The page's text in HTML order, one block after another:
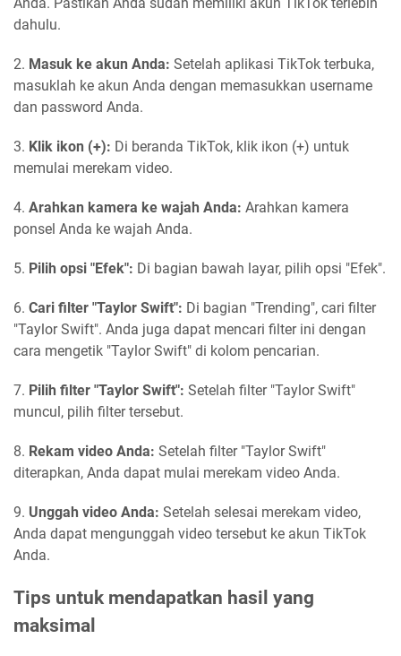
dahulu.
2. Masuk ke akun Anda: Setelah aplikasi TikTok terbuka,
masuklah ke akun Anda dengan memasukkan username
dan password Anda.
3. Klik ikon (+): Di beranda TikTok, klik ikon (+) untuk
memulai merekam video.
4. Arahkan kamera ke wajah Anda: Arahkan kamera
ponsel Anda ke wajah Anda.
5. Pilih opsi "Efek": Di bagian bawah layar, pilih opsi "Efek".
6. Cari filter "Taylor Swift": Di bagian "Trending", cari filter
"Taylor Swift". Anda juga dapat mencari filter ini dengan
cara mengetik "Taylor Swift" di kolom pencarian.
7. Pilih filter "Taylor Swift": Setelah filter "Taylor Swift"
muncul, pilih filter tersebut.
8. Rekam video Anda: Setelah filter "Taylor Swift"
diterapkan, Anda dapat mulai merekam video Anda.
9. Unggah video Anda: Setelah selesai merekam video,
Anda dapat mengunggah video tersebut ke akun TikTok
Anda.
Tips untuk mendapatkan hasil yang
maksimal